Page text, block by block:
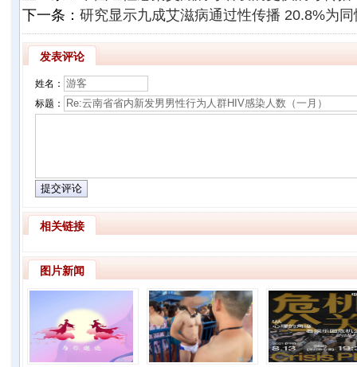
下一条： 研究显示九成艾滋病通过性传播 20.8%为
发表评论
姓名：
标题：
相关链接
图片新闻